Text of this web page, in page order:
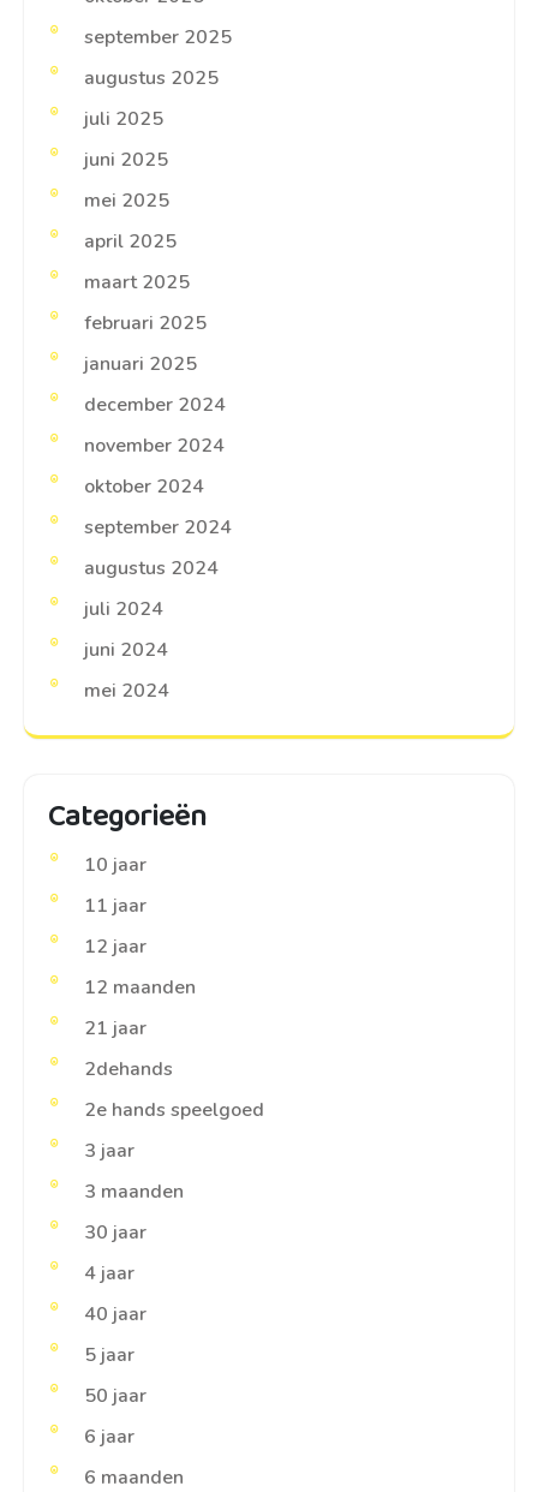
september 2025
augustus 2025
juli 2025
juni 2025
mei 2025
april 2025
maart 2025
februari 2025
januari 2025
december 2024
november 2024
oktober 2024
september 2024
augustus 2024
juli 2024
juni 2024
mei 2024
Categorieën
10 jaar
11 jaar
12 jaar
12 maanden
21 jaar
2dehands
2e hands speelgoed
3 jaar
3 maanden
30 jaar
4 jaar
40 jaar
5 jaar
50 jaar
6 jaar
6 maanden